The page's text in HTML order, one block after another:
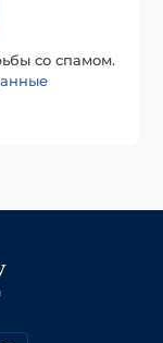
со спамом.